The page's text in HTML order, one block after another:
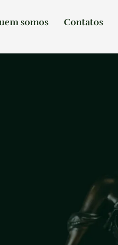
somos Contatos